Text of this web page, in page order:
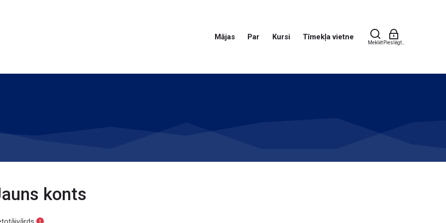
Mājas Par Kursi Tīmekļa vietne
Meklēt Pieslēgties
konts